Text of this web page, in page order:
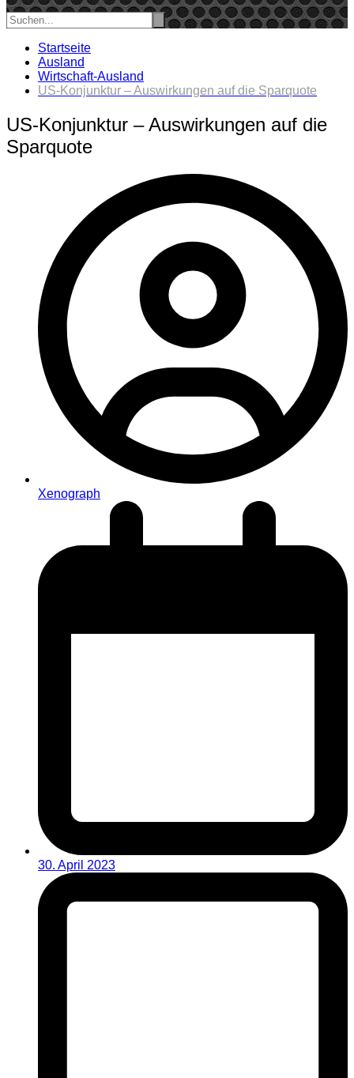
Startseite
Ausland
Wirtschaft-Ausland
US-Konjunktur – Auswirk­ungen auf die Sparquote
US-Konjunktur – Auswirk­ungen auf die
Sparquote
Xenograph
30. April 2023